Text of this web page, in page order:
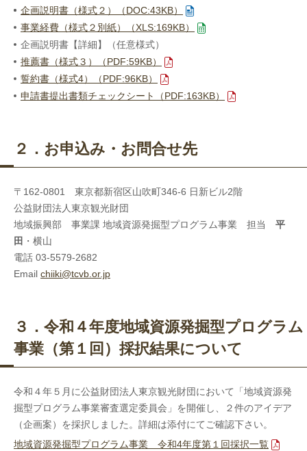
企画説明書（様式２）（DOC:43KB）
事業経費（様式２別紙）（XLS:169KB）
企画説明書【詳細】（任意様式）
推薦書（様式３）（PDF:59KB）
誓約書（様式4）（PDF:96KB）
申請書提出書類チェックシート（PDF:163KB）
２．お申込み・お問合せ先
〒162-0801 東京都新宿区山吹町346-6 日新ビル2階
公益財団法人東京観光財団
地域振興部 事業課 地域資源発掘型プログラム事業 担当 平
田 ・横山
電話 03-5579-2682
Email chiiki@tcvb.or.jp
３．令和４年度地域資源発掘型プログラム
事業（第１回）採択結果について
令和４年５月に公益財団法人東京観光財団において「地域資源発
掘型プログラム事業審査選定委員会」を開催し、２件のアイデア
（企画案）を採択しました。詳細は添付にてご確認下さい。
地域資源発掘型プログラム事業 令和4年度第１回採択一覧